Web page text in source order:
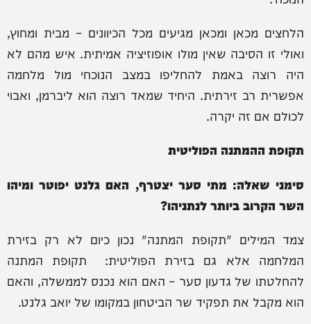
הלחצים מכאן ומכאן מגיעים מכל הכיוונים – מבית ומחוץ,
ואולי זו הסיבה שאין מולו אופוזיציה אמיתית. איש מהם לא
היה רוצה באמת להחליפו במצב הנוכחי מול מלחמה
אפשרית רב זירתית. היחיד שמאד רוצה הוא ליברמן, ואבוי
לכולם אם זה יקרה.
תקופת ההמתנה הפוליטית
סימני שאלה: מתי סער יצטרף, האם גלנט יפוטר ומיהו
השר הקרוב ביותר לנתניהו?
צמד המילים "תקופת המתנה" נכון כיום לא רק בזירת
המלחמה אלא גם בזירת הפוליטית: תקופת המתנה
להחלטתו של גדעון סער – האם הוא נכנס לממשלה, והאם
הוא מקבל את תפקיד שר הביטחון במקומו של יואב גלנט.